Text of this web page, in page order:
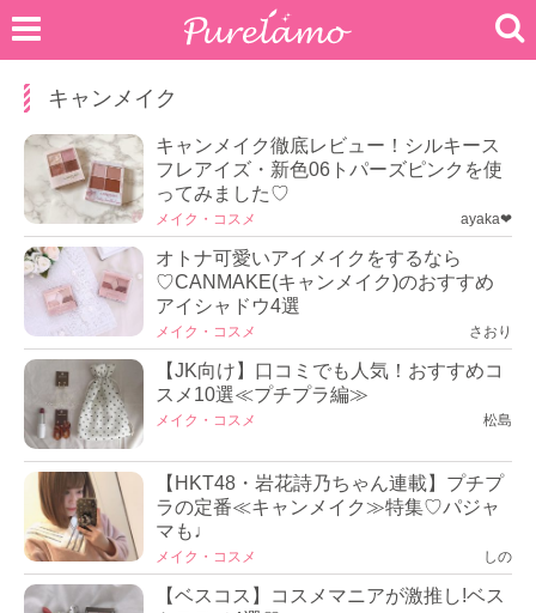
キャンメイク
キャンメイク徹底レビュー！シルキース
フレアイズ・新色06トパーズピンクを使
ってみました♡
メイク・コスメ ayaka❤︎
オトナ可愛いアイメイクをするなら
♡CANMAKE(キャンメイク)のおすすめ
アイシャドウ4選
メイク・コスメ さおり
【JK向け】口コミでも人気！おすすめコ
スメ10選≪プチプラ編≫
メイク・コスメ 松島
【HKT48・岩花詩乃ちゃん連載】プチプ
ラの定番≪キャンメイク≫特集♡パジャ
マも♩
メイク・コスメ しの
【ベスコス】コスメマニアが激推し!ベス